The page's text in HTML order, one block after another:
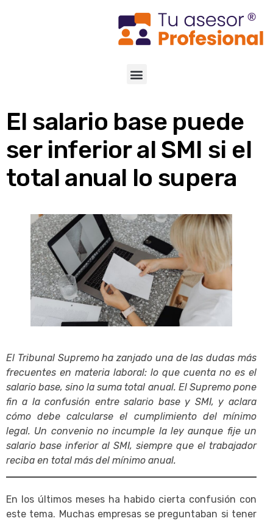
El salario base puede
ser inferior al SMI si el
total anual lo supera
El Tribunal Supremo ha zanjado una de las dudas más
frecuentes en materia laboral: lo que cuenta no es el
salario base, sino la suma total anual. El Supremo pone
fin a la confusión entre salario base y SMI, y aclara
cómo debe calcularse el cumplimiento del mínimo
legal. Un convenio no incumple la ley aunque fije un
salario base inferior al SMI, siempre que el trabajador
reciba en total más del mínimo anual.
En los últimos meses ha habido cierta confusión con
este tema. Muchas empresas se preguntaban si tener